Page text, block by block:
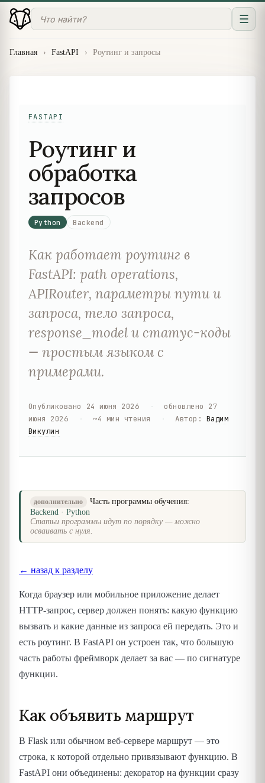
☰
Главная › FastAPI › Роутинг и запросы
FASTAPI
Роутинг и
обработка
запросов
Python Backend
Как работает роутинг в
FastAPI: path operations,
APIRouter, параметры пути и
запроса, тело запроса,
response_model и статус-коды
— простым языком с
примерами.
Опубликовано 24 июня 2026 обновлено 27
июня 2026
~4 мин чтения Автор : Вадим
Викулин
дополнительно
Часть программы обучения:
Backend · Python
Статьи программы идут по порядку — можно
осваивать с нуля.
← назад к разделу
Когда браузер или мобильное приложение делает
HTTP-запрос, сервер должен понять: какую функцию
вызвать и какие данные из запроса ей передать. Это и
есть роутинг. В FastAPI он устроен так, что большую
часть работы фреймворк делает за вас — по сигнатуре
функции.
Как объявить маршрут
В Flask или обычном веб-сервере маршрут — это
строка, к которой отдельно привязывают функцию. В
FastAPI они объединены: декоратор на функции сразу